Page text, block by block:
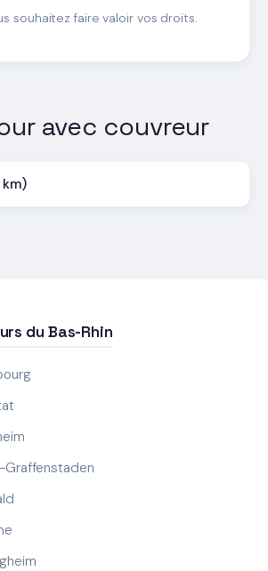
souhaitez faire valoir vos droits.
avec couvreur
km)
du Bas-Rhin
Graffenstaden